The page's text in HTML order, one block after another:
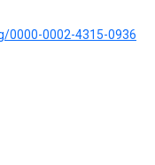
0000-0002-4315-0936